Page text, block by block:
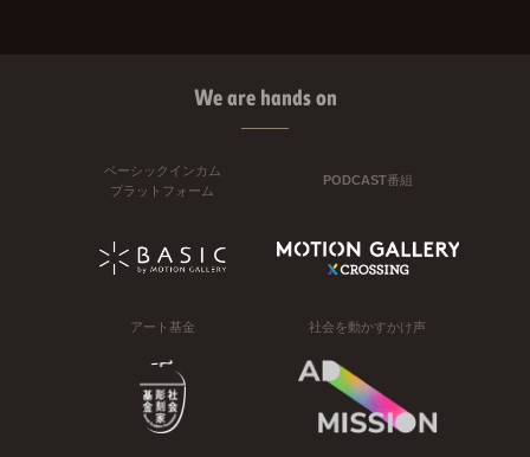
We are hands on
ベーシックインカム
プラットフォーム
PODCAST番組
アート基金 社会を動かすかけ声